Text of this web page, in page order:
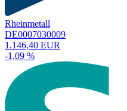
Rheinmetall
DE0007030009
1.146,40 EUR
-1,09 %